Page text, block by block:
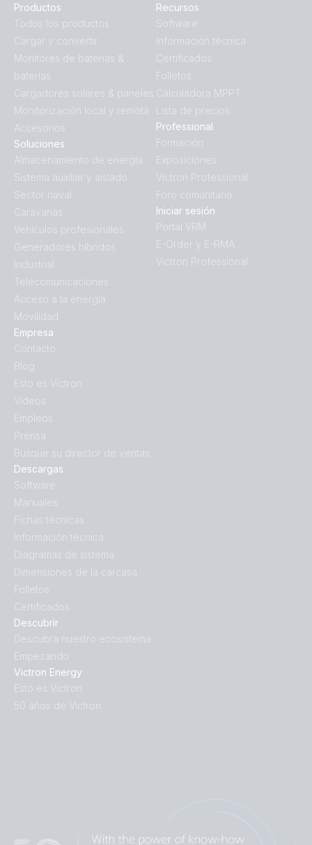
Productos
Todos los productos
Cargar y convertir
Monitores de baterías &
baterías
Cargadores solares & paneles
Monitorización local y remota
Accesorios
Descubrir
Descubra nuestro ecosistema
Empezando
Victron Energy
Esto es Victron
50 años de Victron
Descargas
Software
Manuales
Fichas técnicas
Información técnica
Diagramas de sistema
Dimensiones de la carcasa
Folletos
Certificados
Soluciones
Almacenamiento de energía
Sistema auxiliar y aislado
Sector naval
Caravanas
Vehículos profesionales
Generadores híbridos
Industrial
Telecomunicaciones
Acceso a la energía
Movilidad
Empresa
Contacto
Blog
Esto es Victron
Vídeos
Empleos
Prensa
Busque su director de ventas
Recursos
Software
Información técnica
Certificados
Folletos
Calculadora MPPT
Lista de precios
Professional
Formación
Exposiciones
Victron Professional
Foro comunitario
Iniciar sesión
Portal VRM
E-Order y E-RMA
Victron Professional